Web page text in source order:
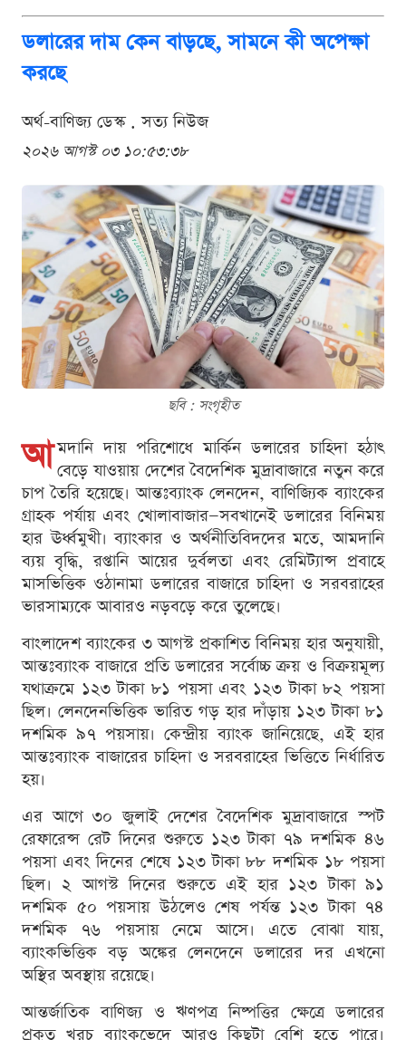
ডলারের দাম কেন বাড়ছে, সামনে কী অপেক্ষা
করছে
অর্থ-বাণিজ্য ডেস্ক . সত্য নিউজ
২০২৬ আগস্ট ০৩ ১০:৫৩:৩৮
ছবি : সংগৃহীত
আ মদানি দায় পরিশোধে মার্কিন ডলারের চাহিদা হঠাৎ
বেড়ে যাওয়ায় দেশের বৈদেশিক মুদ্রাবাজারে নতুন করে
চাপ তৈরি হয়েছে। আন্তঃব্যাংক লেনদেন, বাণিজ্যিক ব্যাংকের
গ্রাহক পর্যায় এবং খোলাবাজার—সবখানেই ডলারের বিনিময়
হার ঊর্ধ্বমুখী। ব্যাংকার ও অর্থনীতিবিদদের মতে, আমদানি
ব্যয় বৃদ্ধি, রপ্তানি আয়ের দুর্বলতা এবং রেমিট্যান্স প্রবাহে
মাসভিত্তিক ওঠানামা ডলারের বাজারে চাহিদা ও সরবরাহের
ভারসাম্যকে আবারও নড়বড়ে করে তুলেছে।
বাংলাদেশ ব্যাংকের ৩ আগস্ট প্রকাশিত বিনিময় হার অনুযায়ী,
আন্তঃব্যাংক বাজারে প্রতি ডলারের সর্বোচ্চ ক্রয় ও বিক্রয়মূল্য
যথাক্রমে ১২৩ টাকা ৮১ পয়সা এবং ১২৩ টাকা ৮২ পয়সা
ছিল। লেনদেনভিত্তিক ভারিত গড় হার দাঁড়ায় ১২৩ টাকা ৮১
দশমিক ৯৭ পয়সায়। কেন্দ্রীয় ব্যাংক জানিয়েছে, এই হার
আন্তঃব্যাংক বাজারের চাহিদা ও সরবরাহের ভিত্তিতে নির্ধারিত
হয়।
এর আগে ৩০ জুলাই দেশের বৈদেশিক মুদ্রাবাজারে স্পট
রেফারেন্স রেট দিনের শুরুতে ১২৩ টাকা ৭৯ দশমিক ৪৬
পয়সা এবং দিনের শেষে ১২৩ টাকা ৮৮ দশমিক ১৮ পয়সা
ছিল। ২ আগস্ট দিনের শুরুতে এই হার ১২৩ টাকা ৯১
দশমিক ৫০ পয়সায় উঠলেও শেষ পর্যন্ত ১২৩ টাকা ৭৪
দশমিক ৭৬ পয়সায় নেমে আসে। এতে বোঝা যায়,
ব্যাংকভিত্তিক বড় অঙ্কের লেনদেনে ডলারের দর এখনো
অস্থির অবস্থায় রয়েছে।
আন্তর্জাতিক বাণিজ্য ও ঋণপত্র নিষ্পত্তির ক্ষেত্রে ডলারের
প্রকৃত খরচ ব্যাংকভেদে আরও কিছুটা বেশি হতে পারে।